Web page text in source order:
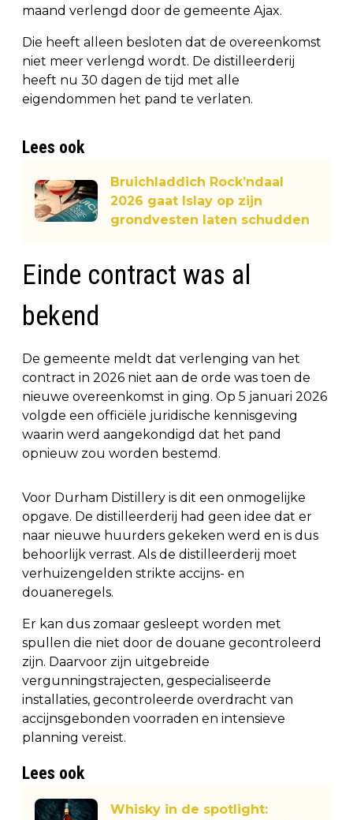
maand verlengd door de gemeente Ajax.
Die heeft alleen besloten dat de overeenkomst
niet meer verlengd wordt. De distilleerderij
heeft nu 30 dagen de tijd met alle
eigendommen het pand te verlaten.
Lees ook
Bruichladdich Rock’ndaal
2026 gaat Islay op zijn
grondvesten laten schudden
Einde contract was al
bekend
De gemeente meldt dat verlenging van het
contract in 2026 niet aan de orde was toen de
nieuwe overeenkomst in ging. Op 5 januari 2026
volgde een officiële juridische kennisgeving
waarin werd aangekondigd dat het pand
opnieuw zou worden bestemd.
Voor Durham Distillery is dit een onmogelijke
opgave. De distilleerderij had geen idee dat er
naar nieuwe huurders gekeken werd en is dus
behoorlijk verrast. Als de distilleerderij moet
verhuizengelden strikte accijns- en
douaneregels.
Er kan dus zomaar gesleept worden met
spullen die niet door de douane gecontroleerd
zijn. Daarvoor zijn uitgebreide
vergunningstrajecten, gespecialiseerde
installaties, gecontroleerde overdracht van
accijnsgebonden voorraden en intensieve
planning vereist.
Lees ook
Whisky in de spotlight: